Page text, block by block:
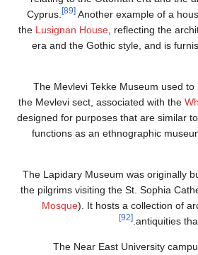
Cyprus.
the
era and
The
the Mevlevi
designed
The
the